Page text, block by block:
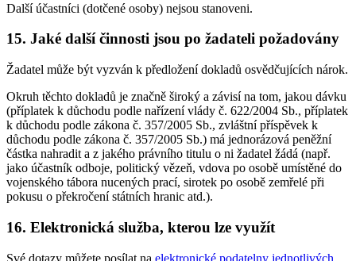
Další účastníci (dotčené osoby) nejsou stanoveni.
15. Jaké další činnosti jsou po žadateli požadovány
Žadatel může být vyzván k předložení dokladů osvědčujících nárok.
Okruh těchto dokladů je značně široký a závisí na tom, jakou dávku
(příplatek k důchodu podle nařízení vlády č. 622/2004 Sb., příplatek
k důchodu podle zákona č. 357/2005 Sb., zvláštní příspěvek k
důchodu podle zákona č. 357/2005 Sb.) má jednorázová peněžní
částka nahradit a z jakého právního titulu o ni žadatel žádá (např.
jako účastník odboje, politický vězeň, vdova po osobě umístěné do
vojenského tábora nucených prací, sirotek po osobě zemřelé při
pokusu o překročení státních hranic atd.).
16. Elektronická služba, kterou lze využít
Své dotazy můžete posílat na elektronické podatelny jednotlivých